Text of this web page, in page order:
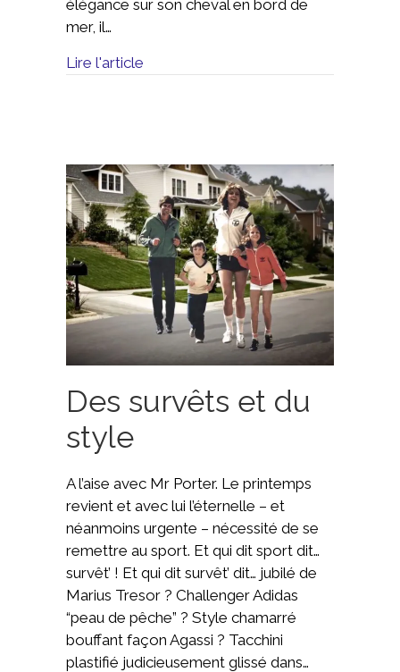
élégance sur son cheval en bord de
mer, il…
Lire l'article
Des survêts et du
style
A l’aise avec Mr Porter. Le printemps
revient et avec lui l’éternelle – et
néanmoins urgente – nécessité de se
remettre au sport. Et qui dit sport dit…
survêt’ ! Et qui dit survêt’ dit… jubilé de
Marius Tresor ? Challenger Adidas
“peau de pêche” ? Style chamarré
bouffant façon Agassi ? Tacchini
plastifié judicieusement glissé dans…